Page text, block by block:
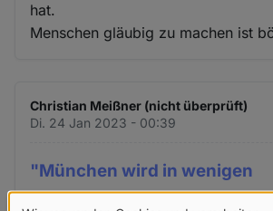
hat.
Menschen gläubig zu machen ist
Christian Meißner (nicht überprüft)
Di. 24 Jan 2023 - 00:39
"München wird in wenigen